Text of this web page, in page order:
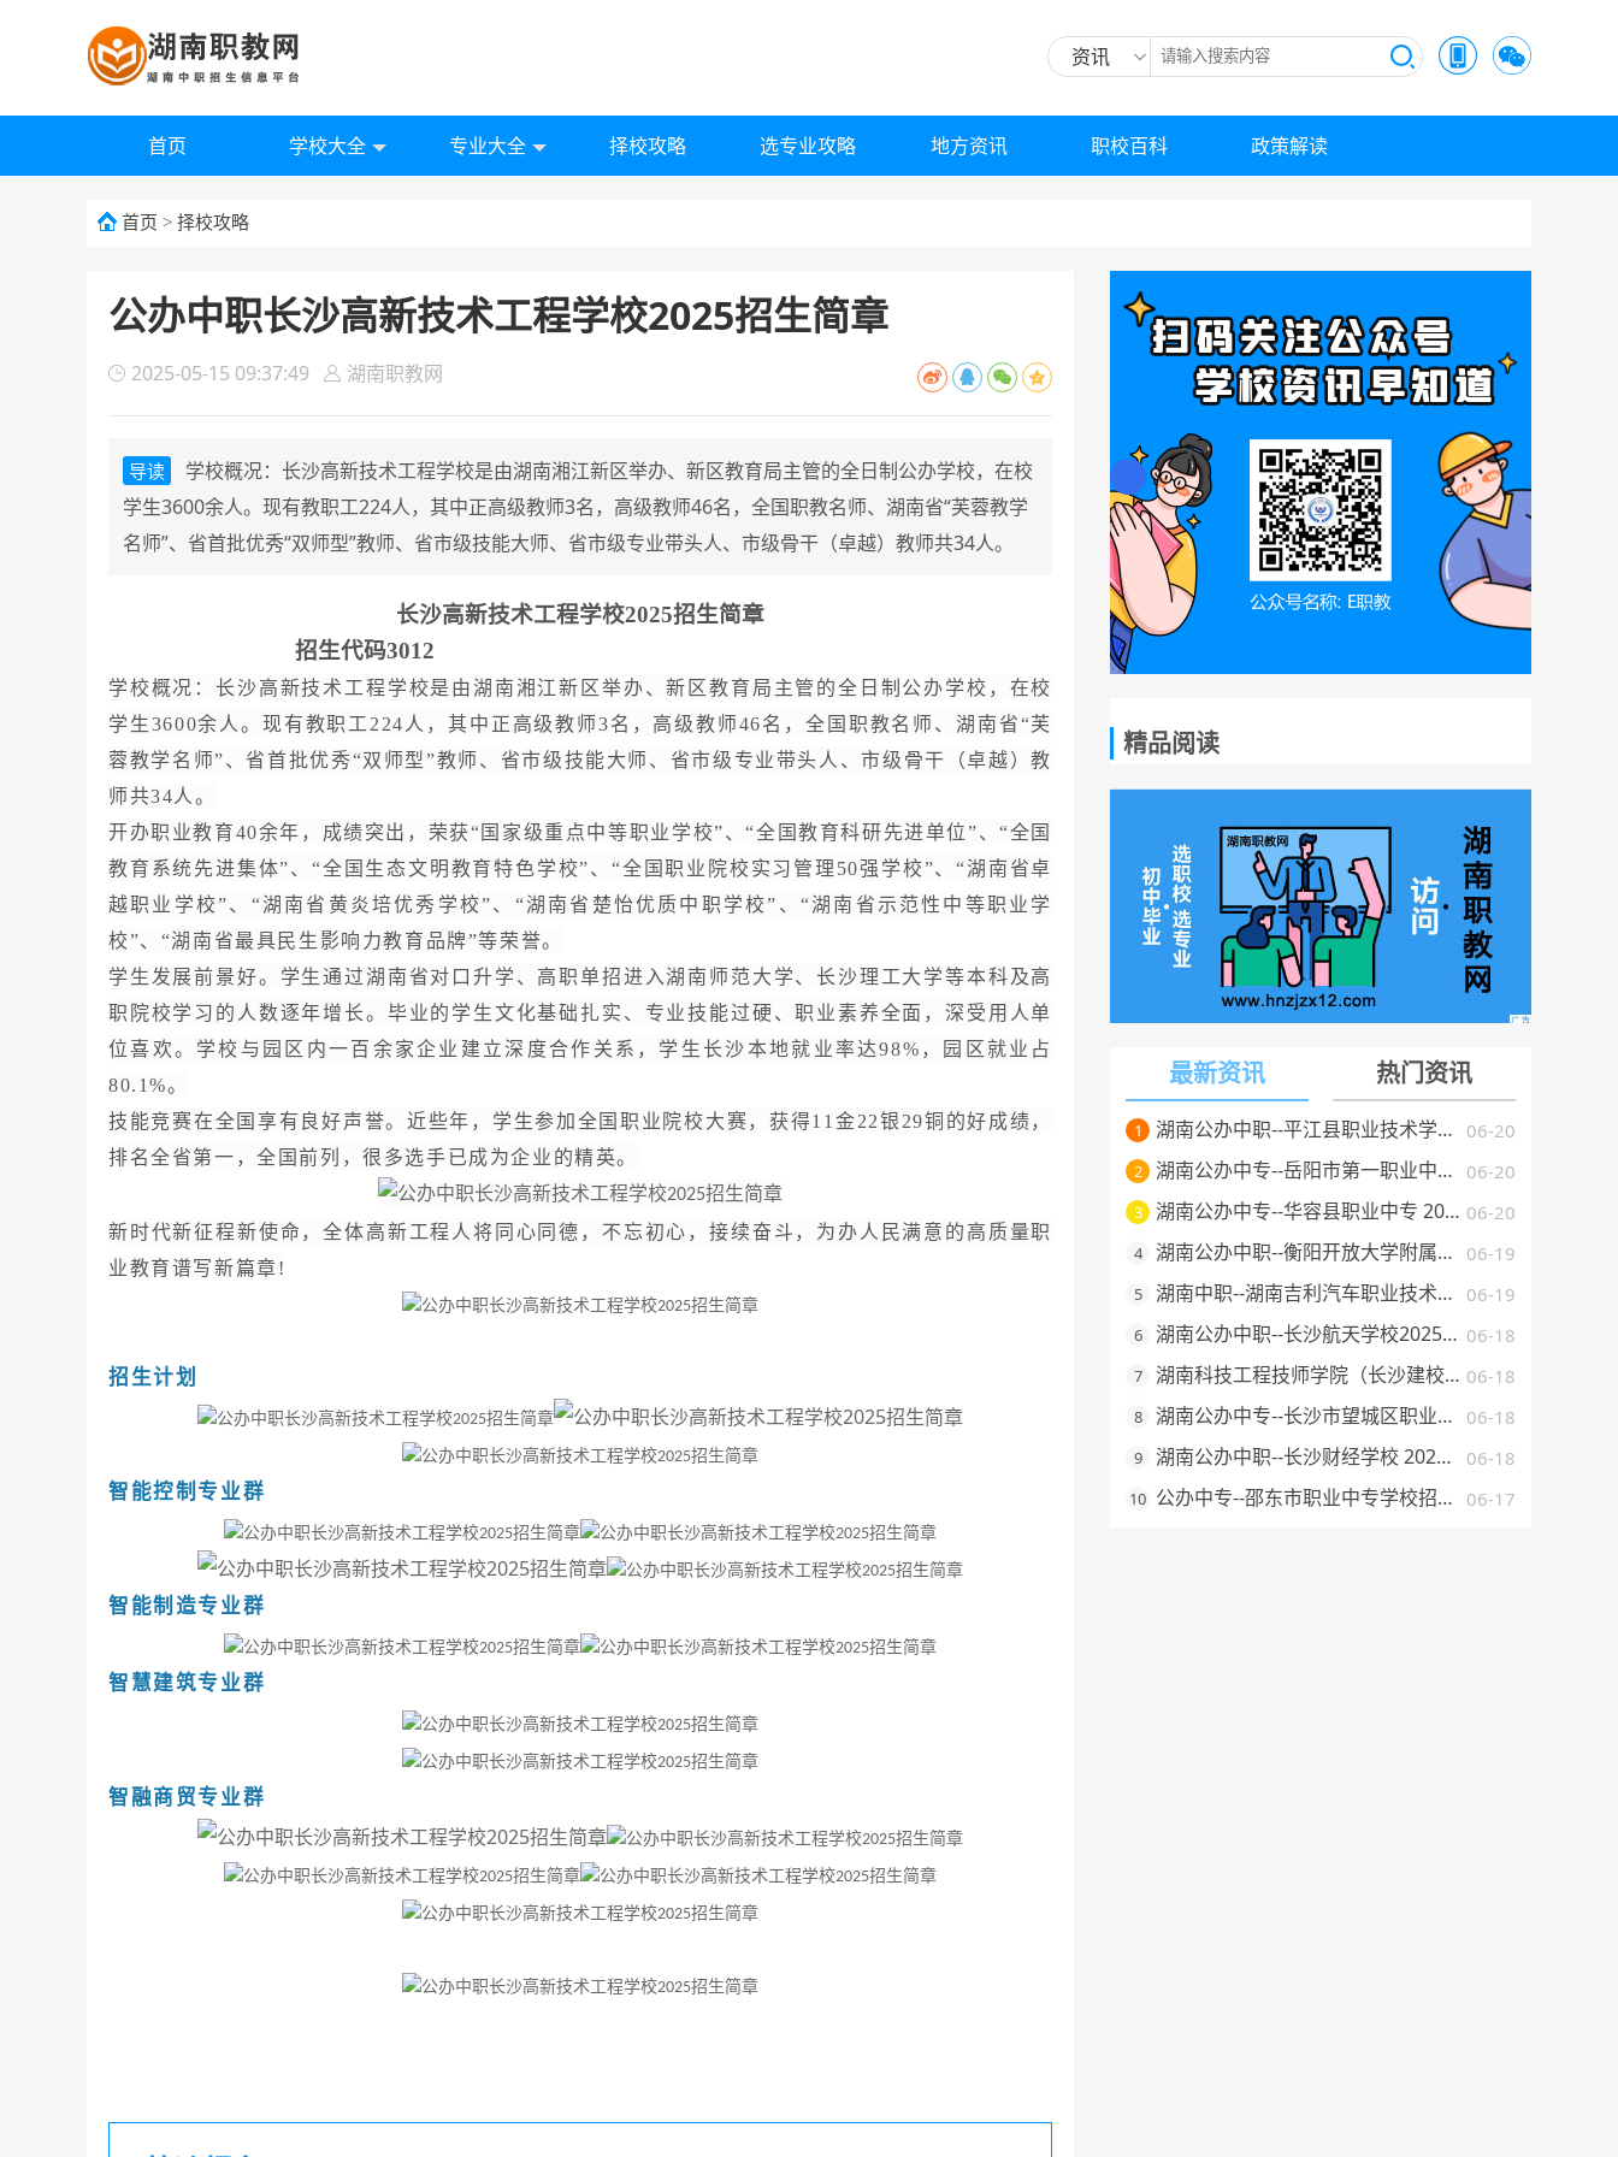
资讯
首页 学校大全 专业大全 择校攻略 选专业攻略 地方资讯 职校百科 政策解读
首页 > 择校攻略
公办中职长沙高新技术工程学校2025招生简章
2025-05-15 09:37:49 湖南职教网
导读
学校概况：长沙高新技术工程学校是由湖南湘江新区举办、新区教育局主管的全日制公办学校，在校
学生3600余人。现有教职工224人，其中正高级教师3名，高级教师46名，全国职教名师、湖南省“芙蓉教学
名师”、省首批优秀“双师型”教师、省市级技能大师、省市级专业带头人、市级骨干（卓越）教师共34人。
长沙高新技术工程学校2025招生简章
招生代码3012
学校概况： 长沙高新技术工程学校是由湖南湘江新区举办、新区教育局主管的全日制公办学校，在校
学生3600余人。现有教职工224人，其中正高级教师3名，高级教师46名，全国职教名师、湖南省“芙
蓉教学名师”、省首批优秀“双师型”教师、省市级技能大师、省市级专业带头人、市级骨干（卓越）教
师共34人。
开办职业教育40余年，成绩突出，荣获“国家级重点中等职业学校”、“全国教育科研先进单位”、“全国
教育系统先进集体”、“全国生态文明教育特色学校”、“全国职业院校实习管理50强学校”、“湖南省卓
越职业学校”、“湖南省黄炎培优秀学校”、“湖南省楚怡优质中职学校”、“湖南省示范性中等职业学
校”、“湖南省最具民生影响力教育品牌”等荣誉。
学生发展前景好。学生通过湖南省对口升学、高职单招进入湖南师范大学、长沙理工大学等本科及高
职院校学习的人数逐年增长。毕业的学生文化基础扎实、专业技能过硬、职业素养全面，深受用人单
位喜欢。学校与园区内一百余家企业建立深度合作关系，学生长沙本地就业率达98%，园区就业占
80.1%。
技能竞赛在全国享有良好声誉。近些年，学生参加全国职业院校大赛，获得11金22银29铜的好成绩，
排名全省第一，全国前列，很多选手已成为企业的精英。
新时代新征程新使命，全体高新工程人将同心同德，不忘初心，接续奋斗，为办人民满意的高质量职
业教育谱写新篇章!
招生计划
智能控制专业群
智能制造专业群
智慧建筑专业群
智融商贸专业群
精品阅读
最新资讯 热门资讯
1 06-20
湖南公办中职--平江县职业技术学校 2025 年招生简章
2 06-20
湖南公办中专--岳阳市第一职业中等专业学校 2025 年招生简章
3 06-20
湖南公办中专--华容县职业中专 2025 年招生简章
4 06-19
湖南公办中职--衡阳开放大学附属中等职业学校 2025 年招生简章
5 06-19
湖南中职--湖南吉利汽车职业技术学院2025年普通高校招生章程
6 06-18
湖南公办中职--长沙航天学校2025年招生简章
7 06-18
湖南科技工程技师学院（长沙建校）2025年招生简章
8 06-18
湖南公办中专--长沙市望城区职业中等专业学校 2025 年招生简章
9 06-18
湖南公办中职--长沙财经学校 2025 年招生简章
10 06-17
公办中专--邵东市职业中专学校招生简章（2025 年）